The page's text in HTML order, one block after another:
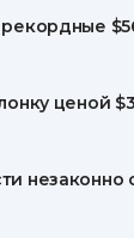
ценой
незаконно